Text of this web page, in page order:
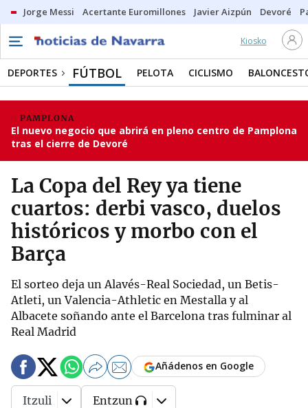
Jorge Messi Acertante Euromillones Javier Aizpún Devoré
Kiosko
DEPORTES FÚTBOL PELOTA CICLISMO
PAMPLONA
El nuevo negocio que abrirá en pleno centro de Pamplona
tras el cierre de Devoré
La Copa del Rey ya tiene
cuartos: derbi vasco, duelos
históricos y morbo con el
Barça
El sorteo deja un Alavés-Real Sociedad, un Betis-
Atleti, un Valencia-Athletic en Mestalla y al
Albacete soñando ante el Barcelona tras fulminar al
Real Madrid
Añádenos en Google
Itzuli Entzun